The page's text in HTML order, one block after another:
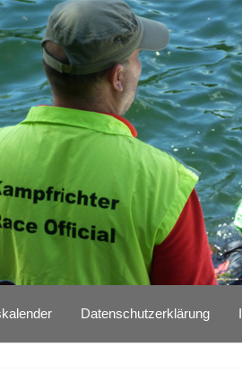
Datenschutzerklärung